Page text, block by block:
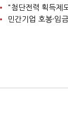
민간기업 호봉·임